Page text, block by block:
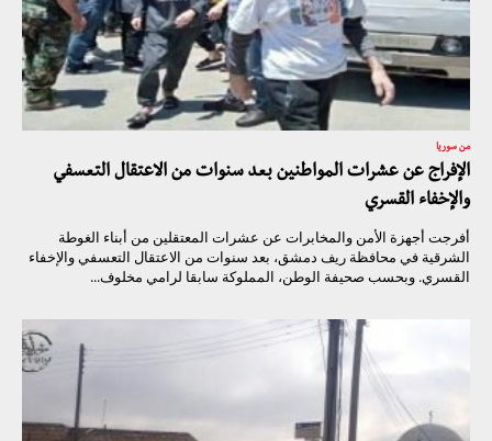
من سوريا
الإفراج عن عشرات المواطنين بعد سنوات من الاعتقال التعسفي
والإخفاء القسري
أفرجت أجهزة الأمن والمخابرات عن عشرات المعتقلين من أبناء الغوطة
الشرقية في محافظة ريف دمشق، بعد سنوات من الاعتقال التعسفي والإخفاء
القسري. وبحسب صحيفة الوطن، المملوكة سابقا لرامي مخلوف...